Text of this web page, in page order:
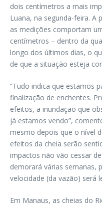
dois centímetros a mais
Luana, na segunda-feira. A
as medições comportam
centímetros – dentro da
longo dos últimos dias, o
de que a situação esteja
“Tudo indica que estamos
finalização de enchentes.
efeitos, a inundação que
já estamos vendo”,
mesmo depois que o nível
efeitos da cheia serão
impactos não vão cessar
demorará várias semanas,
velocidade (da vazão) será
Em Manaus, as cheias do